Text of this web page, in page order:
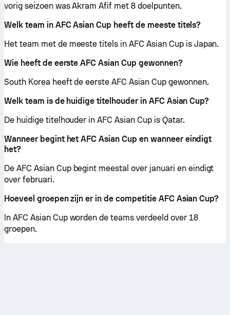
vorig seizoen was Akram Afif met 8 doelpunten.
Welk team in AFC Asian Cup heeft de meeste titels?
Het team met de meeste titels in AFC Asian Cup is Japan.
Wie heeft de eerste AFC Asian Cup gewonnen?
South Korea heeft de eerste AFC Asian Cup gewonnen.
Welk team is de huidige titelhouder in AFC Asian Cup?
De huidige titelhouder in AFC Asian Cup is Qatar.
Wanneer begint het AFC Asian Cup en wanneer eindigt
het?
De AFC Asian Cup begint meestal over januari en eindigt
over februari.
Hoeveel groepen zijn er in de competitie AFC Asian Cup?
In AFC Asian Cup worden de teams verdeeld over 18
groepen.